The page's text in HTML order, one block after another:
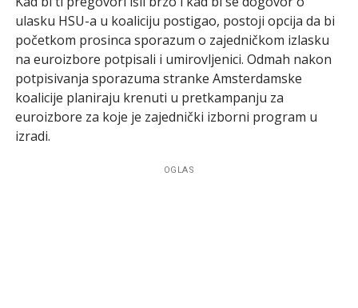
ulasku HSU-a u koaliciju postigao, postoji opcija da bi
početkom prosinca sporazum o zajedničkom izlasku
na euroizbore potpisali i umirovljenici. Odmah nakon
potpisivanja sporazuma stranke Amsterdamske
koalicije planiraju krenuti u pretkampanju za
euroizbore za koje je zajednički izborni program u
izradi.
OGLAS